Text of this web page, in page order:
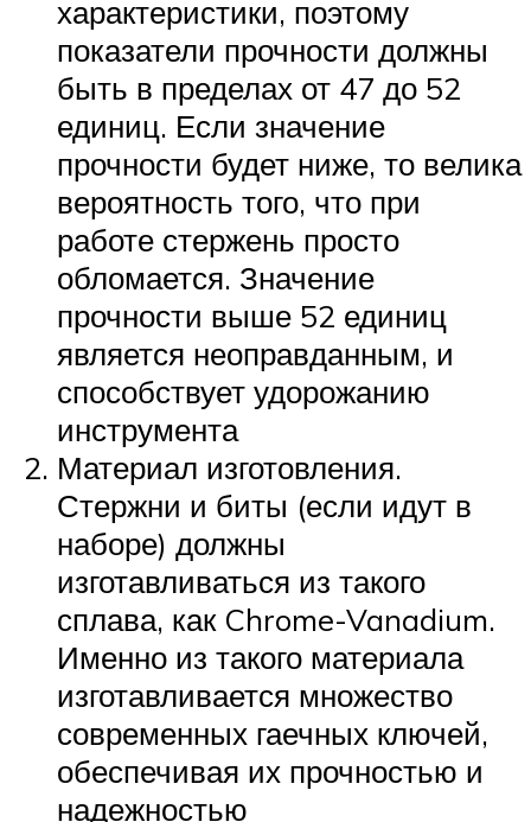
характеристики, поэтому
показатели прочности должны
быть в пределах от 47 до 52
единиц. Если значение
прочности будет ниже, то велика
вероятность того, что при
работе стержень просто
обломается. Значение
прочности выше 52 единиц
является неоправданным, и
способствует удорожанию
инструмента
Материал изготовления.
Стержни и биты (если идут в
наборе) должны
изготавливаться из такого
сплава, как Chrome-Vanadium.
Именно из такого материала
изготавливается множество
современных гаечных ключей,
обеспечивая их прочностью и
надежностью